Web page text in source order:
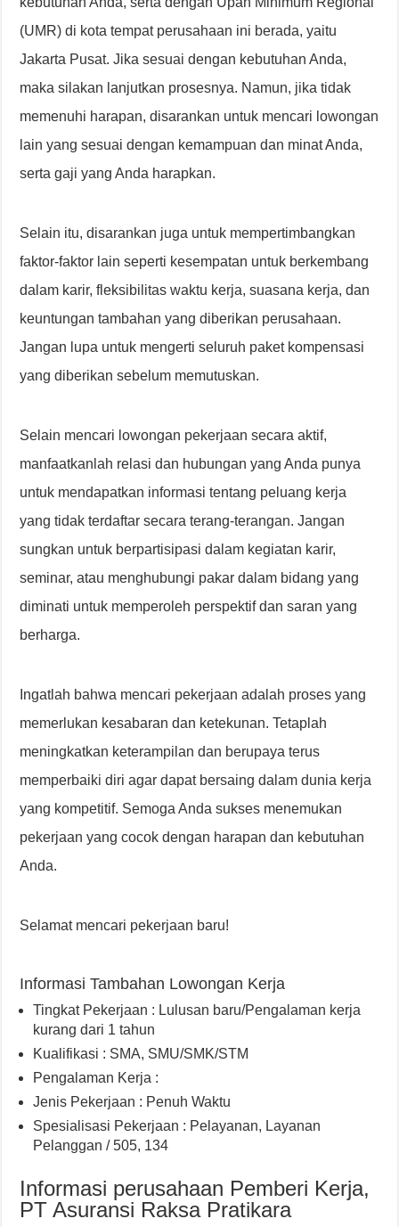
(UMR) di kota tempat perusahaan ini berada, yaitu
Jakarta Pusat. Jika sesuai dengan kebutuhan Anda,
maka silakan lanjutkan prosesnya. Namun, jika tidak
memenuhi harapan, disarankan untuk mencari lowongan
lain yang sesuai dengan kemampuan dan minat Anda,
serta gaji yang Anda harapkan.
Selain itu, disarankan juga untuk mempertimbangkan
faktor-faktor lain seperti kesempatan untuk berkembang
dalam karir, fleksibilitas waktu kerja, suasana kerja, dan
keuntungan tambahan yang diberikan perusahaan.
Jangan lupa untuk mengerti seluruh paket kompensasi
yang diberikan sebelum memutuskan.
Selain mencari lowongan pekerjaan secara aktif,
manfaatkanlah relasi dan hubungan yang Anda punya
untuk mendapatkan informasi tentang peluang kerja
yang tidak terdaftar secara terang-terangan. Jangan
sungkan untuk berpartisipasi dalam kegiatan karir,
seminar, atau menghubungi pakar dalam bidang yang
diminati untuk memperoleh perspektif dan saran yang
berharga.
Ingatlah bahwa mencari pekerjaan adalah proses yang
memerlukan kesabaran dan ketekunan. Tetaplah
meningkatkan keterampilan dan berupaya terus
memperbaiki diri agar dapat bersaing dalam dunia kerja
yang kompetitif. Semoga Anda sukses menemukan
pekerjaan yang cocok dengan harapan dan kebutuhan
Anda.
Selamat mencari pekerjaan baru!
Informasi Tambahan Lowongan Kerja
Tingkat Pekerjaan : Lulusan baru/Pengalaman kerja
kurang dari 1 tahun
Kualifikasi : SMA, SMU/SMK/STM
Pengalaman Kerja :
Jenis Pekerjaan : Penuh Waktu
Spesialisasi Pekerjaan : Pelayanan, Layanan
Pelanggan / 505, 134
Informasi perusahaan Pemberi Kerja,
PT Asuransi Raksa Pratikara